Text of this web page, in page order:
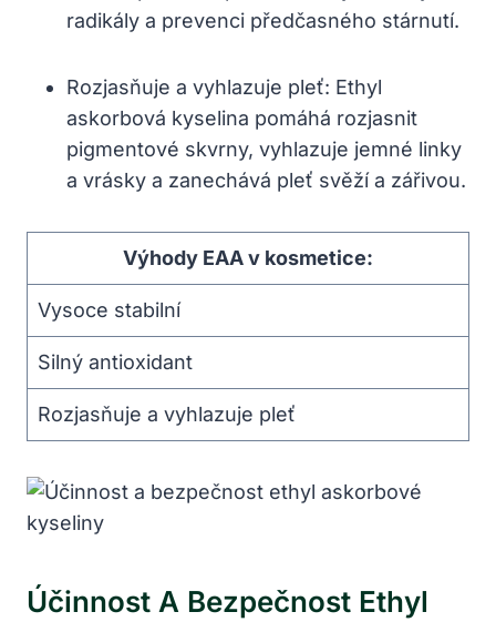
radikály a prevenci předčasného stárnutí.
Rozjasňuje a vyhlazuje pleť: Ethyl
askorbová kyselina pomáhá rozjasnit
pigmentové skvrny, vyhlazuje jemné linky
a vrásky a zanechává pleť svěží a zářivou.
Výhody EAA v kosmetice:
Vysoce stabilní
Silný antioxidant
Rozjasňuje a vyhlazuje pleť
Účinnost A Bezpečnost Ethyl